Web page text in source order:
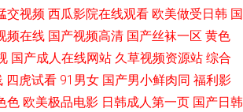
堂网在线观看 国产精品久久福利 精品国内久久 少妇
人刺激91 女人的天堂av网 一区传媒高清 婷婷综合五
交视频 西瓜影院在线观看 欧美做受日韩 国
频在线 国产视频高清 国产丝袜一区 黄色
国产成人在线网站 久草视频资源站 综合
四虎试看 91男女 国产男小鲜肉同 福利影
色 欧美极品电影 日韩成人第一页 国产日韩